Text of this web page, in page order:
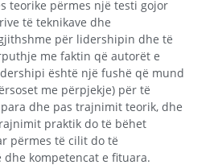
teorike përmes një testi gojor
të teknikave dhe
për lidershipin dhe të
me faktin që autorët e
është një fushë që mund
me përpjekje) për të
dhe pas trajnimit teorik, dhe
praktik do të bëhet
përmes të cilit do të
kompetencat e fituara.